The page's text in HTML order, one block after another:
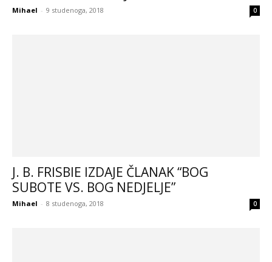
Mihael - 9 studenoga, 2018 0
J. B. FRISBIE IZDAJE ČLANAK “BOG
SUBOTE VS. BOG NEDJELJE”
Mihael - 8 studenoga, 2018 0